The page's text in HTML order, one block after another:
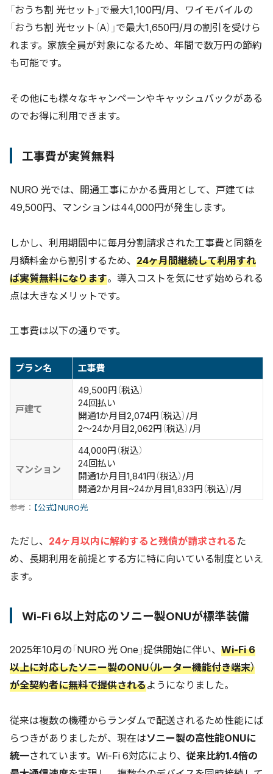
「おうち割 光セット」で最大1,100円/月、ワイモバイルの
「おうち割 光セット（A）」で最大1,650円/月の割引を受けら
れます。家族全員が対象になるため、年間で数万円の節約
も可能です。
その他にも様々なキャンペーンやキャッシュバックがある
のでお得に利用できます。
工事費が実質無料
NURO 光では、開通工事にかかる費用として、戸建ては
49,500円、マンションは44,000円が発生します。
しかし、利用期間中に毎月分割請求された工事費と同額を
月額料金から割引するため、 24ヶ月間継続して利用すれ
ば実質無料になります。導入コストを気にせず始められる
点は大きなメリットです。
工事費は以下の通りです。
プラン名 工事費
戸建て
49,500円（税込）
24回払い
開通1か月目2,074円（税込）/月
2～24か月目2,062円（税込）/月
マンション
44,000円（税込）
24回払い
開通1か月目1,841円（税込）/月
開通2か月目~24か月目1,833円（税込）/月
参考： 【公式】NURO光
ただし、 24ヶ月以内に解約すると残債が請求されるた
め、長期利用を前提とする方に特に向いている制度といえ
ます。
Wi-Fi 6以上対応のソニー製ONUが標準装備
2025年10月の「NURO 光 One」提供開始に伴い、 Wi-Fi 6
以上に対応したソニー製のONU（ルーター機能付き端末）
が全契約者に無料で提供されるようになりました。
従来は複数の機種からランダムで配送されるため性能にば
らつきがありましたが、現在はソニー製の高性能ONUに
統一されています。Wi-Fi 6対応により、 従来比約1.4倍の